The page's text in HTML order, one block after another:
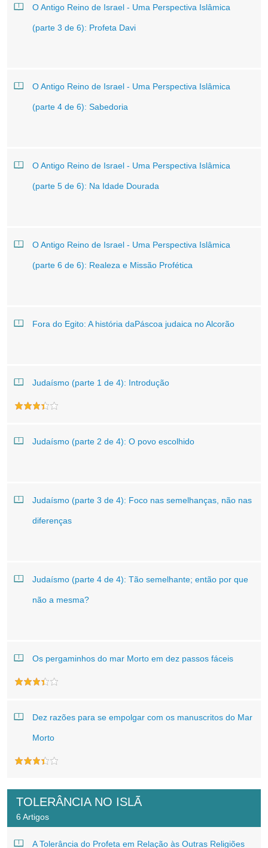
O Antigo Reino de Israel - Uma Perspectiva Islâmica
(parte 3 de 6): Profeta Davi
O Antigo Reino de Israel - Uma Perspectiva Islâmica
(parte 4 de 6): Sabedoria
O Antigo Reino de Israel - Uma Perspectiva Islâmica
(parte 5 de 6): Na Idade Dourada
O Antigo Reino de Israel - Uma Perspectiva Islâmica
(parte 6 de 6): Realeza e Missão Profética
Fora do Egito: A história daPáscoa judaica no Alcorão
Judaísmo (parte 1 de 4): Introdução
Judaísmo (parte 2 de 4): O povo escolhido
Judaísmo (parte 3 de 4): Foco nas semelhanças, não nas
diferenças
Judaísmo (parte 4 de 4): Tão semelhante; então por que
não a mesma?
Os pergaminhos do mar Morto em dez passos fáceis
Dez razões para se empolgar com os manuscritos do Mar
Morto
TOLERÂNCIA NO ISLÃ
6 Artigos
A Tolerância do Profeta em Relação às Outras Religiões